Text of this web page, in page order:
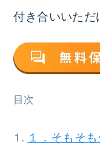
付き合いいただ
目次
１．そもそ